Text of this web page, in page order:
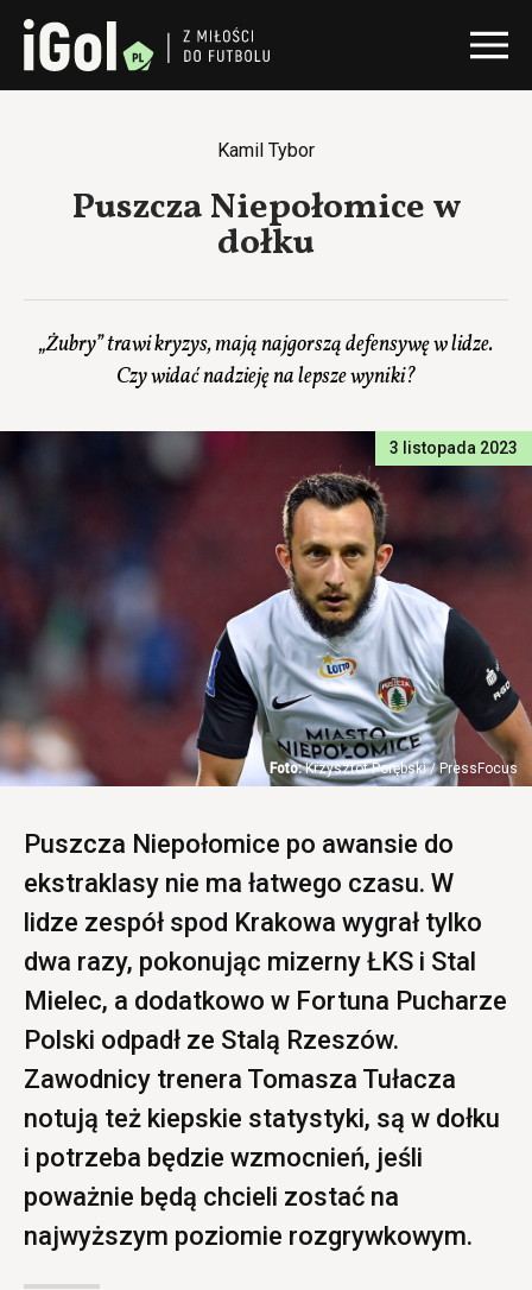
Kamil Tybor
Puszcza Niepołomice w
dołku
„Żubry” trawi kryzys, mają najgorszą defensywę w lidze.
Czy widać nadzieję na lepsze wyniki?
3 listopada 2023
Krzysztof Porębski / PressFocus
Puszcza Niepołomice po awansie do
ekstraklasy nie ma łatwego czasu. W
lidze zespół spod Krakowa wygrał tylko
dwa razy, pokonując mizerny ŁKS i Stal
Mielec, a dodatkowo w Fortuna Pucharze
Polski odpadł ze Stalą Rzeszów.
Zawodnicy trenera Tomasza Tułacza
notują też kiepskie statystyki, są w dołku
i potrzeba będzie wzmocnień, jeśli
poważnie będą chcieli zostać na
najwyższym poziomie rozgrywkowym.